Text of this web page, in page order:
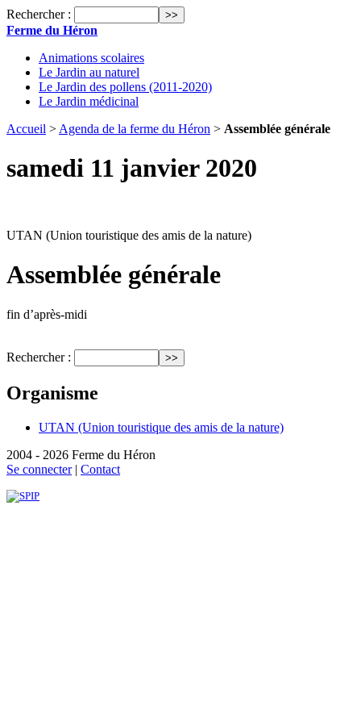
Rechercher :
Ferme du Héron
Animations scolaires
Le Jardin au naturel
Le Jardin des pollens (2011-2020)
Le Jardin médicinal
Accueil > Agenda de la ferme du Héron > Assemblée générale
samedi 11 janvier 2020
UTAN (Union touristique des amis de la nature)
Assemblée générale
fin d’après-midi
Rechercher :
Organisme
UTAN (Union touristique des amis de la nature)
2004 - 2026 Ferme du Héron
Se connecter| Contact